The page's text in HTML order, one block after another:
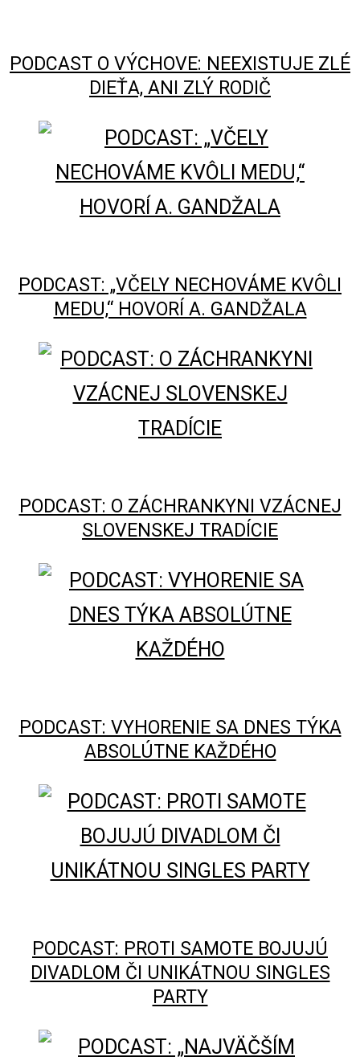
PODCAST O VÝCHOVE: NEEXISTUJE ZLÉ
DIEŤA, ANI ZLÝ RODIČ
PODCAST: „VČELY NECHOVÁME KVÔLI
MEDU,“ HOVORÍ A. GANDŽALA
PODCAST: O ZÁCHRANKYNI VZÁCNEJ
SLOVENSKEJ TRADÍCIE
PODCAST: VYHORENIE SA DNES TÝKA
ABSOLÚTNE KAŽDÉHO
PODCAST: PROTI SAMOTE BOJUJÚ
DIVADLOM ČI UNIKÁTNOU SINGLES
PARTY